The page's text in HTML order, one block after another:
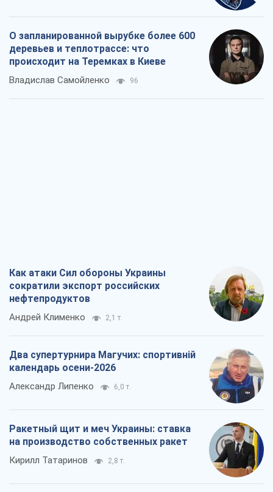
О запланированной вырубке более 600
деревьев и теплотрассе: что
происходит на Теремках в Киеве
Владислав Самойленко 96
Как атаки Сил обороны Украины
сократили экспорт российских
нефтепродуктов
Андрей Клименко 2,1 т.
Два супертурнира Магучих: спортивній
календарь осени-2026
Александр Липенко 6,0 т.
Ракетный щит и меч Украины: ставка
на производство собственных ракет
Кирилл Татаринов 2,8 т.